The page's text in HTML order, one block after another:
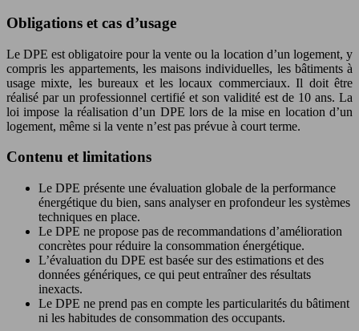
Obligations et cas d’usage
Le DPE est obligatoire pour la vente ou la location d’un logement, y
compris les appartements, les maisons individuelles, les bâtiments à
usage mixte, les bureaux et les locaux commerciaux. Il doit être
réalisé par un professionnel certifié et son validité est de 10 ans. La
loi impose la réalisation d’un DPE lors de la mise en location d’un
logement, même si la vente n’est pas prévue à court terme.
Contenu et limitations
Le DPE présente une évaluation globale de la performance
énergétique du bien, sans analyser en profondeur les systèmes
techniques en place.
Le DPE ne propose pas de recommandations d’amélioration
concrètes pour réduire la consommation énergétique.
L’évaluation du DPE est basée sur des estimations et des
données génériques, ce qui peut entraîner des résultats
inexacts.
Le DPE ne prend pas en compte les particularités du bâtiment
ni les habitudes de consommation des occupants.